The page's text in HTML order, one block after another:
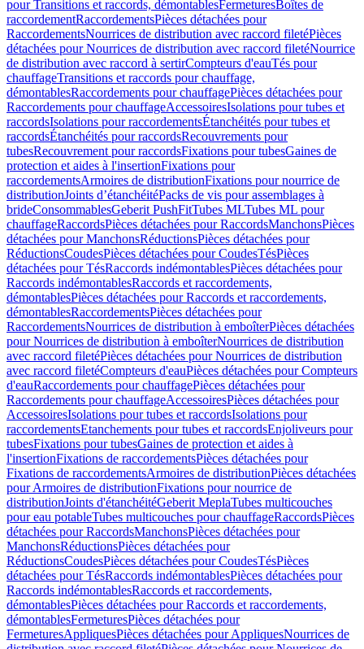
pour Transitions et raccords, démontablesFermeturesBoîtes de
raccordementRaccordementsPièces détachées pour
RaccordementsNourrices de distribution avec raccord filetéPièces
détachées pour Nourrices de distribution avec raccord filetéNourrice
de distribution avec raccord à sertirCompteurs d'eauTés pour
chauffageTransitions et raccords pour chauffage,
démontablesRaccordements pour chauffagePièces détachées pour
Raccordements pour chauffageAccessoiresIsolations pour tubes et
raccordsIsolations pour raccordementsÉtanchéités pour tubes et
raccordsÉtanchéités pour raccordsRecouvrements pour
tubesRecouvrement pour raccordsFixations pour tubesGaines de
protection et aides à l'insertionFixations pour
raccordementsArmoires de distributionFixations pour nourrice de
distributionJoints d’étanchéitéPacks de vis pour assemblages à
brideConsommablesGeberit PushFitTubes MLTubes ML pour
chauffageRaccordsPièces détachées pour RaccordsManchonsPièces
détachées pour ManchonsRéductionsPièces détachées pour
RéductionsCoudesPièces détachées pour CoudesTésPièces
détachées pour TésRaccords indémontablesPièces détachées pour
Raccords indémontablesRaccords et raccordements,
démontablesPièces détachées pour Raccords et raccordements,
démontablesRaccordementsPièces détachées pour
RaccordementsNourrices de distribution à emboîterPièces détachées
pour Nourrices de distribution à emboîterNourrices de distribution
avec raccord filetéPièces détachées pour Nourrices de distribution
avec raccord filetéCompteurs d'eauPièces détachées pour Compteurs
d'eauRaccordements pour chauffagePièces détachées pour
Raccordements pour chauffageAccessoiresPièces détachées pour
AccessoiresIsolations pour tubes et raccordsIsolations pour
raccordementsEtanchements pour tubes et raccordsEnjoliveurs pour
tubesFixations pour tubesGaines de protection et aides à
l'insertionFixations de raccordementsPièces détachées pour
Fixations de raccordementsArmoires de distributionPièces détachées
pour Armoires de distributionFixations pour nourrice de
distributionJoints d'étanchéitéGeberit MeplaTubes multicouches
pour eau potableTubes multicouches pour chauffageRaccordsPièces
détachées pour RaccordsManchonsPièces détachées pour
ManchonsRéductionsPièces détachées pour
RéductionsCoudesPièces détachées pour CoudesTésPièces
détachées pour TésRaccords indémontablesPièces détachées pour
Raccords indémontablesRaccords et raccordements,
démontablesPièces détachées pour Raccords et raccordements,
démontablesFermeturesPièces détachées pour
FermeturesAppliquesPièces détachées pour AppliquesNourrices de